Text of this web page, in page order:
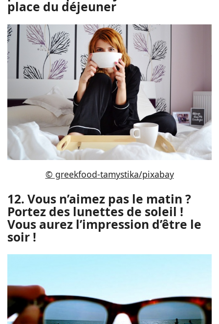
place du déjeuner
© greekfood-tamystika/pixabay
12. Vous n’aimez pas le matin ?
Portez des lunettes de soleil !
Vous aurez l’impression d’être le
soir !